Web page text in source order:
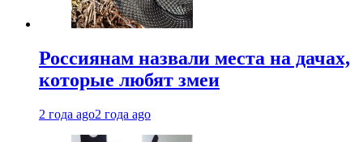
Россиянам назвали места на дачах,
которые любят змеи
2 года ago2 года ago